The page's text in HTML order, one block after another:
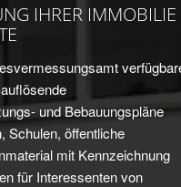
IHRER IMMOBILIE
und Bebauungspläne
Schulen, öffentliche
mit Kennzeichnung
für Interessenten von